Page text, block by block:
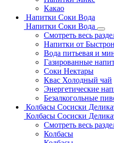
Какао
Напитки Соки Вода
Напитки Соки Вода
Смотреть весь
Напитки от
Вода питьевая и
Газированные
Соки Нектары
Квас Холодный чай
Энергетические
Безалкогольные
Колбасы Сосиски
Колбасы Сосиски
Смотреть весь
Колбасы